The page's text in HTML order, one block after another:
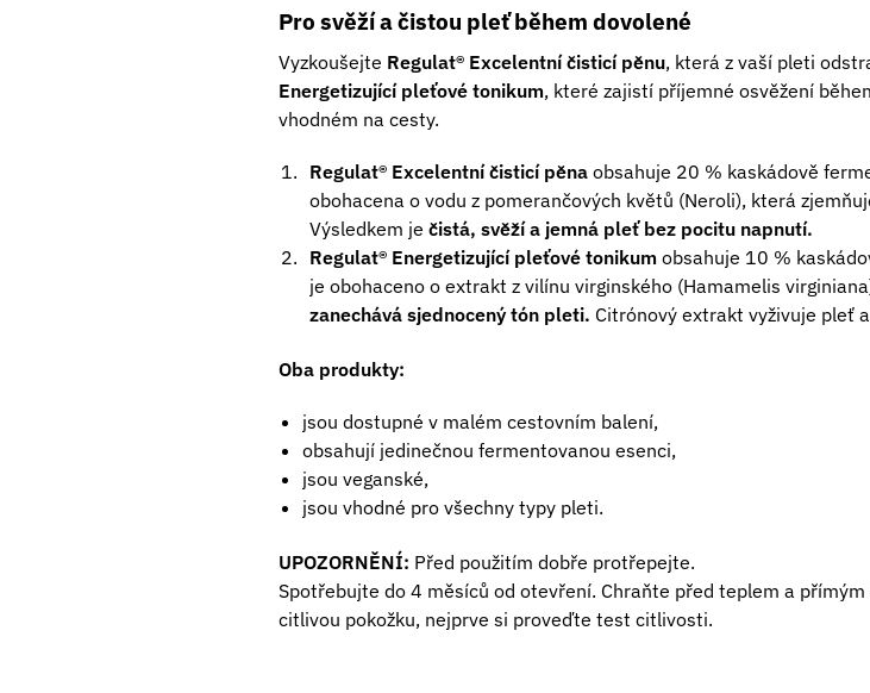
Pro svěží a čistou pleť během dovolené
Vyzkoušejte Regulat® Excelentní čisticí pěnu, která z vaší pleti
Energetizující pleťové tonikum, které zajistí příjemné osvěžení
vhodném na cesty.
Regulat® Excelentní čisticí pěna obsahuje 20 % kaskádově
obohacena o vodu z pomerančových květů (Neroli), která
Výsledkem je čistá, svěží a jemná pleť bez pocitu napnutí.
Regulat® Energetizující pleťové tonikumobsahuje 10 %
je obohaceno o extrakt z vilínu virginského (Hamamelis
zanechává sjednocený tón pleti. Citrónový extrakt vyživuje pleť
Oba produkty:
jsou dostupné v malém cestovním balení,
obsahují jedinečnou fermentovanou esenci,
jsou veganské,
jsou vhodné pro všechny typy pleti.
UPOZORNĚNÍ: Před použitím dobře protřepejte.
Spotřebujte do 4 měsíců od otevření. Chraňte před teplem a
citlivou pokožku, nejprve si proveďte test citlivosti.